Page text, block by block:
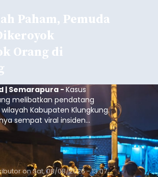
Paham, Pemuda
Orang di
| Semarapura -Kasus
melibatkan pendatang
Kabupaten Klungkung.
sempat viral insiden
Galiran, peristiwa serupa
pemuda asal Kabupaten
(SBD), Nusa Tenggara Timur
onSat, 08/08/2026 - 13:07